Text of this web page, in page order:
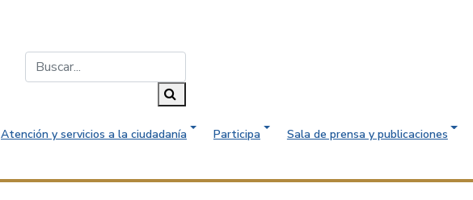
Atención y servicios a la ciudadanía Participa Sala de prensa y publicaciones